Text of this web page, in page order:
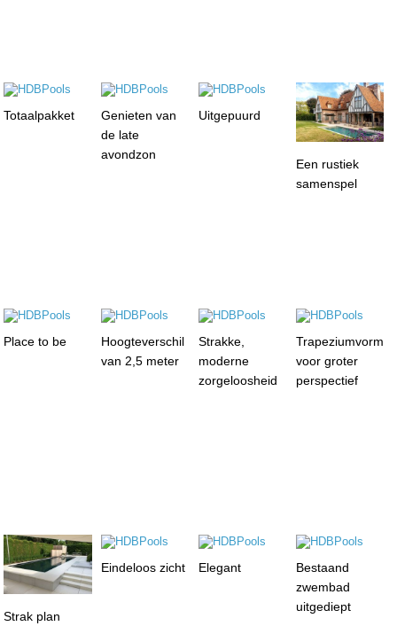
Totaalpakket
Genieten van
de late
avondzon
Uitgepuurd
Een rustiek
samenspel
Place to be
Hoogteverschil
van 2,5 meter
Strakke,
moderne
zorgeloosheid
Trapeziumvorm
voor groter
perspectief
Strak plan
Eindeloos zicht Elegant
Bestaand
zwembad
uitgediept